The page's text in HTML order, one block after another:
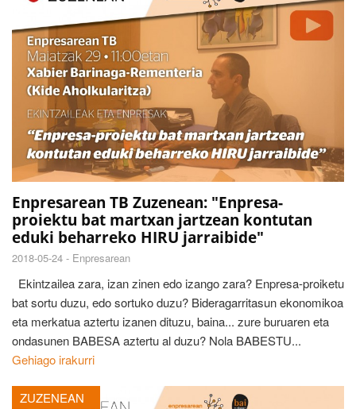
Enpresarean TB Zuzenean: "Enpresa-
proiektu bat martxan jartzean kontutan
eduki beharreko HIRU jarraibide"
2018-05-24 - Enpresarean
Ekintzailea zara, izan zinen edo izango zara? Enpresa-proiketu
bat sortu duzu, edo sortuko duzu? Bideragarritasun ekonomikoa
eta merkatua aztertu izanen dituzu, baina... zure buruaren eta
ondasunen BABESA aztertu al duzu? Nola BABESTU...
Gehiago irakurri
ZUZENEAN